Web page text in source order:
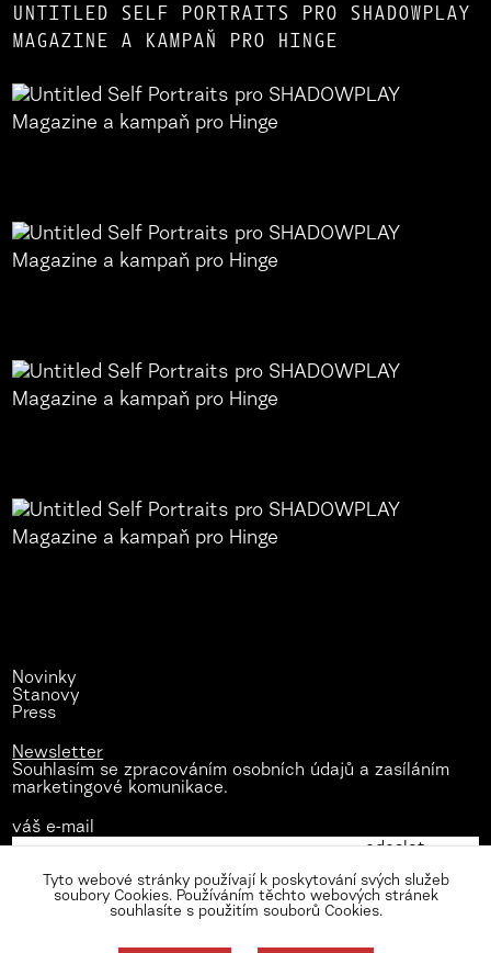
UNTITLED SELF PORTRAITS PRO SHADOWPLAY
MAGAZINE A KAMPAŇ PRO HINGE
Novinky
Stanovy
Press
Newsletter
Souhlasím se zpracováním osobních údajů a zasíláním
marketingové komunikace.
váš e-mail
Tyto webové stránky používají k poskytování svých služeb
soubory Cookies. Používáním těchto webových stránek
souhlasíte s použitím souborů Cookies.